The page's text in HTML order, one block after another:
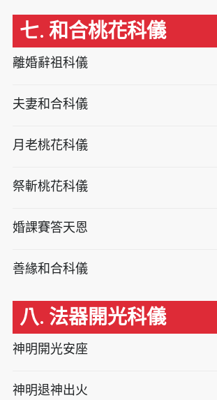
七. 和合桃花科儀
離婚辭祖科儀
夫妻和合科儀
月老桃花科儀
祭斬桃花科儀
婚課賽答天恩
善緣和合科儀
八. 法器開光科儀
神明開光安座
神明退神出火